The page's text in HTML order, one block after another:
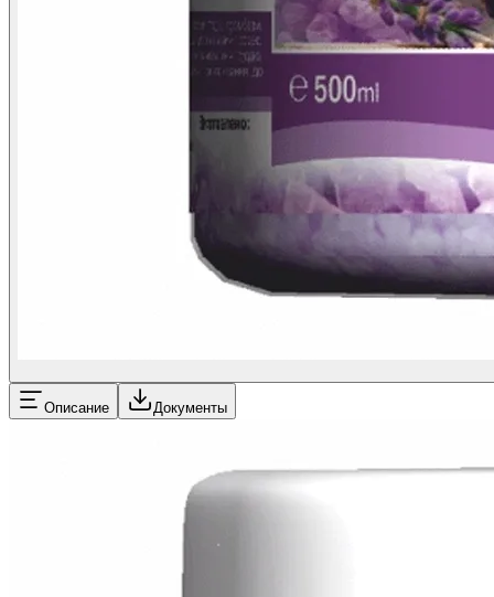
Описание Документы